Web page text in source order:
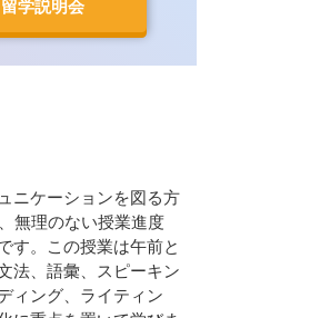
学説明会
ニケーションを図る方
無理のない授業進度
す。この授業は午前と
法、語彙、スピーキン
ィング、ライティン